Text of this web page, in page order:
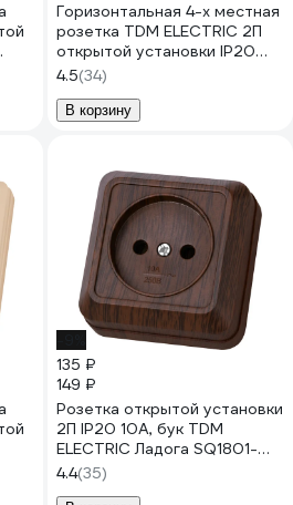
Горизонтальная 4-х местная
розетка TDM ELECTRIC 2П
открытой установки IP20
10A с з/ш слоновая кость
Ладога SQ1801-0229
4.5(34)
В корзину
135 ₽
149 ₽
Розетка открытой установки
2П IP20 10А, бук TDM
ELECTRIC Ладога SQ1801-
0033
4.4(35)